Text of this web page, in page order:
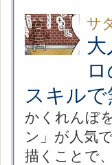
サ
スキル
かくれんぼ
ン」が人気
描くことで